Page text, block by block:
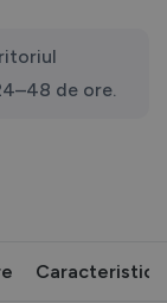
de ore.
Caracteristici